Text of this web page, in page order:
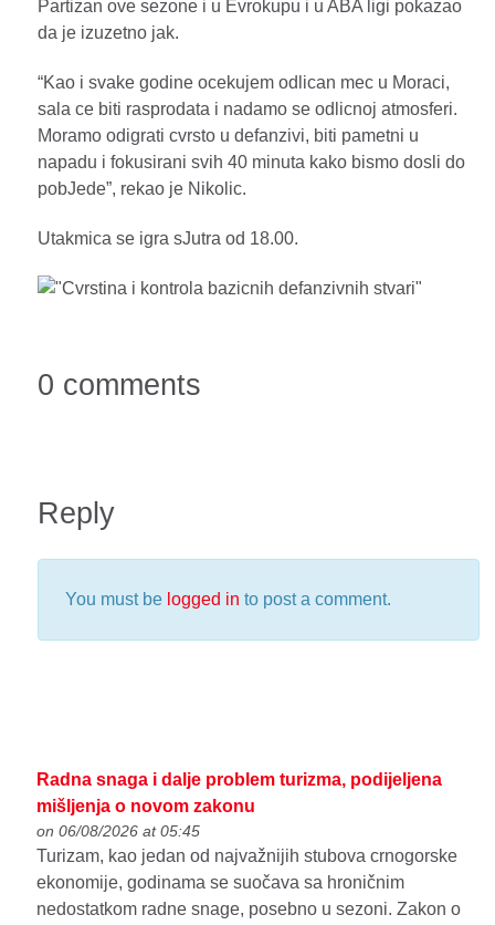
Partizan ove sezone i u Evrokupu i u ABA ligi pokazao
da je izuzetno jak.
“Kao i svake godine ocekujem odlican mec u Moraci,
sala ce biti rasprodata i nadamo se odlicnoj atmosferi.
Moramo odigrati cvrsto u defanzivi, biti pametni u
napadu i fokusirani svih 40 minuta kako bismo dosli do
pobJede”, rekao je Nikolic.
Utakmica se igra sJutra od 18.00.
0 comments
Reply
You must be logged in to post a comment.
Radna snaga i dalje problem turizma, podijeljena
mišljenja o novom zakonu
on 06/08/2026 at 05:45
Turizam, kao jedan od najvažnijih stubova crnogorske
ekonomije, godinama se suočava sa hroničnim
nedostatkom radne snage, posebno u sezoni. Zakon o